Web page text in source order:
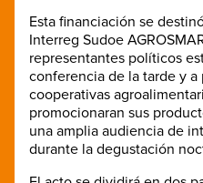
Esta financiación se
Interreg Sudoe
representantes políticos
conferencia de la tarde y
cooperativas
promocionaran sus
una amplia audiencia de
durante la degustación